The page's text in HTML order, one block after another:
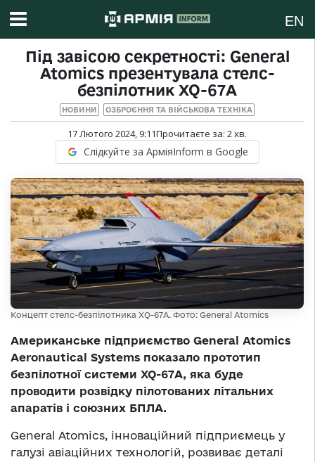
EN
Під завісою секретності: General
Atomics презентувала стелс-
безпілотник XQ-67A
НОВИНИ ОЗБРОЄННЯ ТА ВІЙСЬКОВА ТЕХНІКА
17 Лютого 2024, 9:11Прочитаєте за: 2хв.
Слідкуйте за АрміяInform в Google
Концепт стелс-безпілотника XQ-67A. Фото: General Atomics
Американське підприємство General Atomics
Aeronautical Systems показало прототип
безпілотної системи XQ-67A, яка буде
проводити розвідку пілотованих літальних
апаратів і союзних БПЛА.
General Atomics, інноваційний підприємець у
галузі авіаційних технологій, розвиває деталі